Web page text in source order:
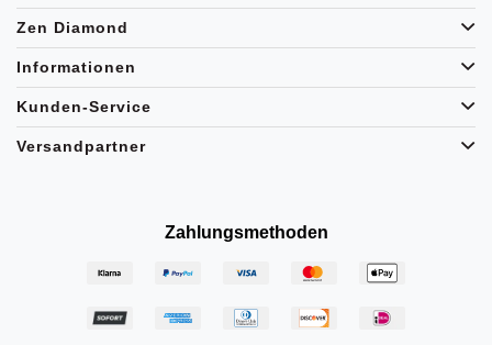
Zen Diamond
Informationen
Kunden-Service
Versandpartner
Zahlungsmethoden